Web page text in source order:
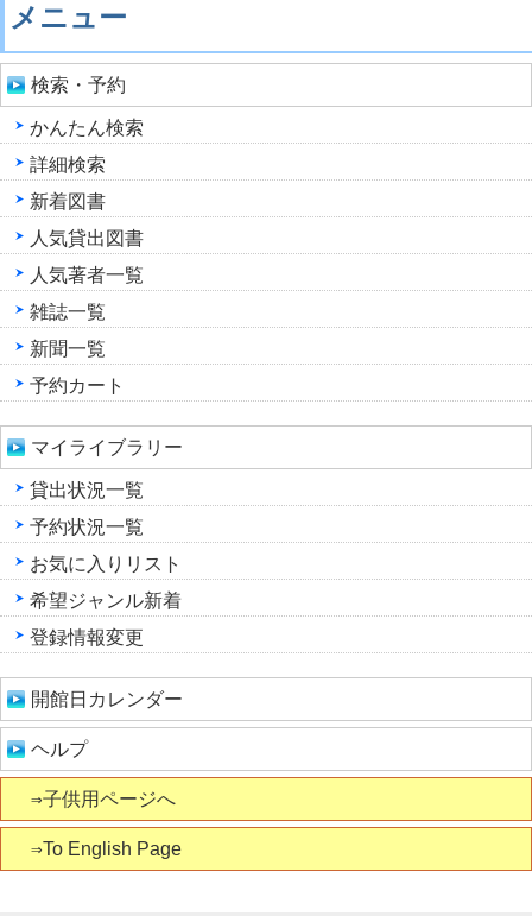
メニュー
検索・予約
かんたん検索
詳細検索
新着図書
人気貸出図書
人気著者一覧
雑誌一覧
新聞一覧
予約カート
マイライブラリー
貸出状況一覧
予約状況一覧
お気に入りリスト
希望ジャンル新着
登録情報変更
開館日カレンダー
ヘルプ
⇒子供用ページへ
⇒To English Page